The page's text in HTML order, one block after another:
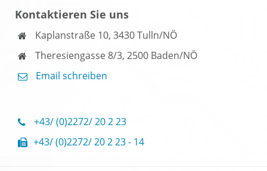
Kontaktieren Sie uns
Kaplanstraße 10, 3430 Tulln/NÖ
Theresiengasse 8/3, 2500 Baden/NÖ
Email schreiben
+43/ (0)2272/ 20 2 23
+43/ (0)2272/ 20 2 23 - 14